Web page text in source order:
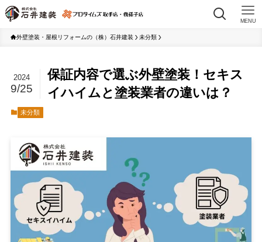
MENU
外壁塗装・屋根リフォームの（株）石井建装 未分類
保証内容で選ぶ外壁塗装！セキス
イハイムと塗装業者の違いは？
2024
9/25
未分類